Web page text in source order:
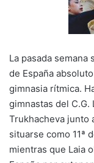
La pasada semana
de España
gimnasia rítmica.
gimnastas del C.G.
Trukhacheva junto
situarse como 11ª
mientras que Laia